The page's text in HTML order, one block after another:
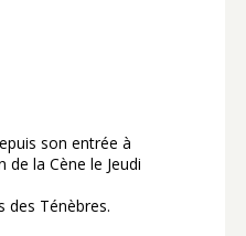
son entrée à
la Cène le Jeudi
des Ténèbres.